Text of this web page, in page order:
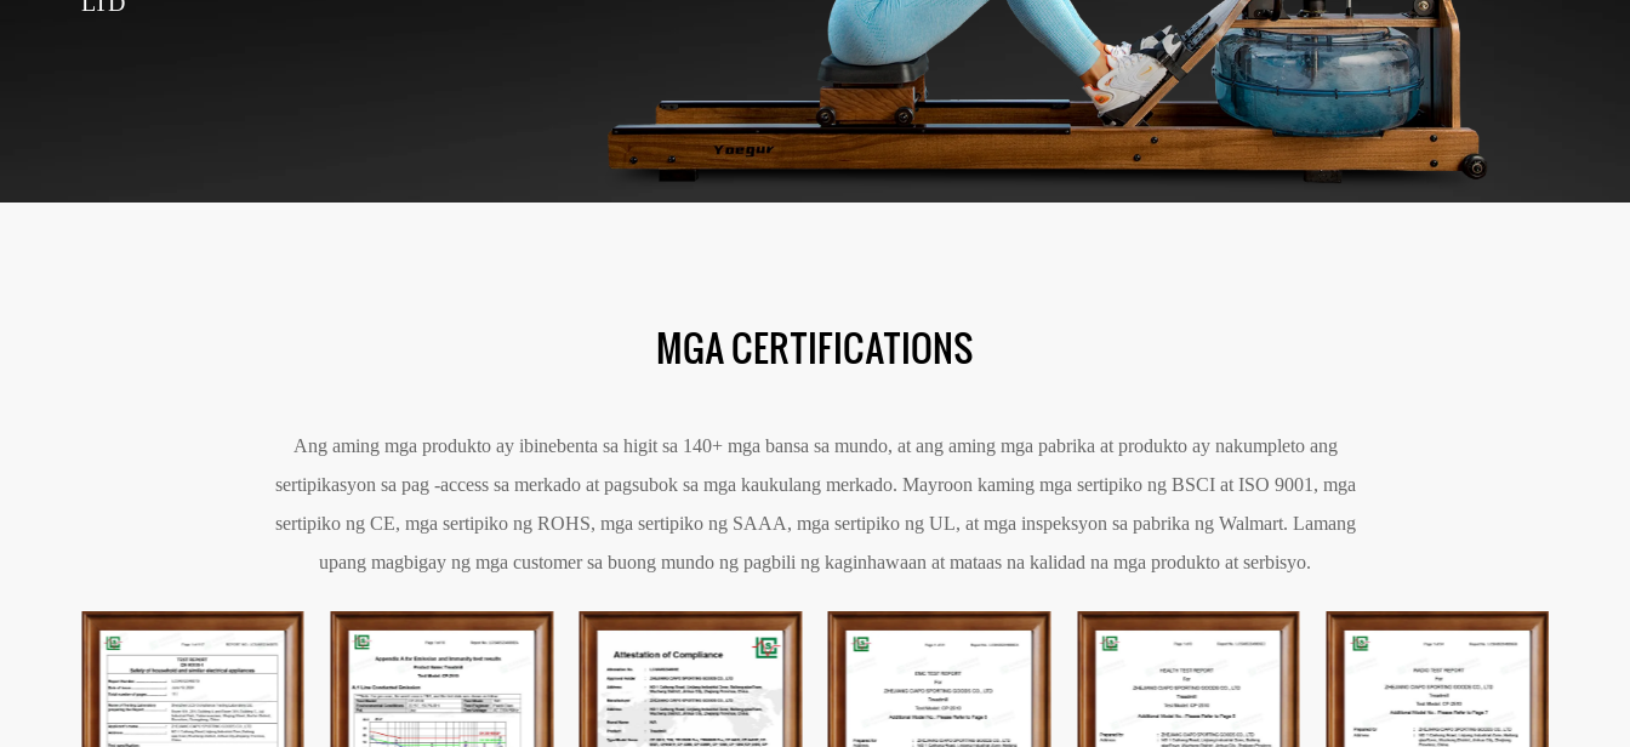
Ang aming mga produkto ay ibinebenta sa higit sa 140+ mga bansa sa mundo, at ang aming mga pabrika at produkto ay nakumpleto ang
sertipikasyon sa pag -access sa merkado at pagsubok sa mga kaukulang merkado. Mayroon kaming mga sertipiko ng BSCI at ISO 9001, mga
sertipiko ng CE, mga sertipiko ng ROHS, mga sertipiko ng SAAA, mga sertipiko ng UL, at mga inspeksyon sa pabrika ng Walmart. Lamang
upang magbigay ng mga customer sa buong mundo ng pagbili ng kaginhawaan at mataas na kalidad na mga produkto at serbisyo.